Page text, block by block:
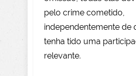
pelo crime cometido,
independentemente de
tenha tido uma
relevante.